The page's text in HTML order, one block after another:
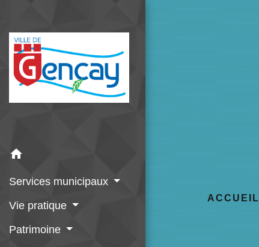
home
Services municipaux
Vie pratique
Patrimoine
ACCUEIL